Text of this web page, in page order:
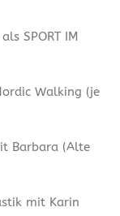
SPORT IM
Walking (je
Barbara (Alte
mit Karin